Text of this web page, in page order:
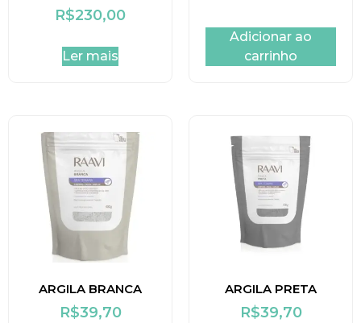
R$230,00
Ler mais
Adicionar ao
carrinho
ARGILA BRANCA
R$39,70
ARGILA PRETA
R$39,70